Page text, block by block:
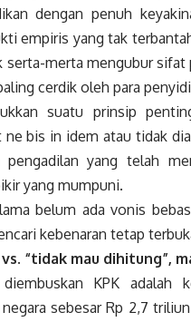
dengan penuh
empiris yang tak
serta-merta mengubur
cerdik oleh para
suatu prinsip
bis in idem atau tidak
yang telah
yang mumpuni.
belum ada vonis
kebenaran tetap
“tidak mau dihitung”,
KPK adalah
sebesar Rp 2,7